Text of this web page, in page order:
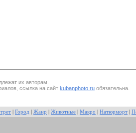
их авторам.
ссылка на сайт kubanphoto.ru обязательна.
Город Жанр Животные Макро Натюрморт